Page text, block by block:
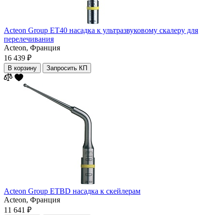
Acteon Group ET40 насадка к ультразвуковому скалеру для
перелечивания
Acteon, Франция
16 439 ₽
В корзину Запросить КП
Acteon Group ETBD насадка к скейлерам
Acteon, Франция
11 641 ₽